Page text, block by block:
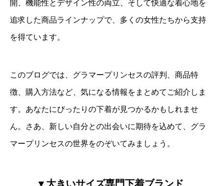
開、機能性とデザイン性の両立、そして快適な着心地を
追求した商品ラインナップで、多くの女性たちから支持
を得ています。
このブログでは、グラマープリンセスの評判、商品特
徴、購入方法など、気になる情報をまとめてご紹介しま
す。あなたにぴったりの下着が見つかるかもしれませ
ん。さあ、新しい自分との出会いに期待を込めて、グラ
マープリンセスの世界をのぞいてみましょう。
▼大きいサイズ専門下着ブランド